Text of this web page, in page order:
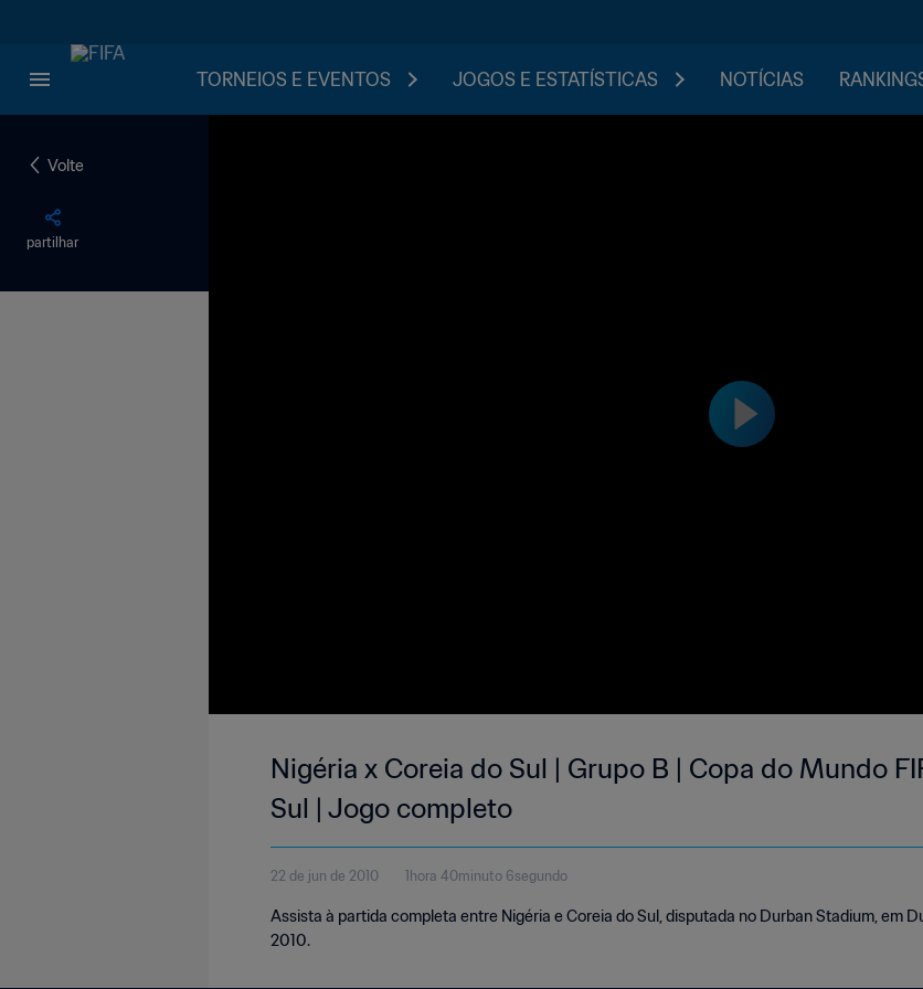
TORNEIOS E EVENTOS JOGOS E ESTATÍSTICAS NOTÍCIAS
Volte
partilhar
Nigéria x Coreia do Sul | Grupo B | Copa do Mundo
Sul | Jogo completo
22 de jun de 2010 1hora 40minuto 6segundo
Assista à partida completa entre Nigéria e Coreia do Sul, disputada no Durban Stadium, em
2010.